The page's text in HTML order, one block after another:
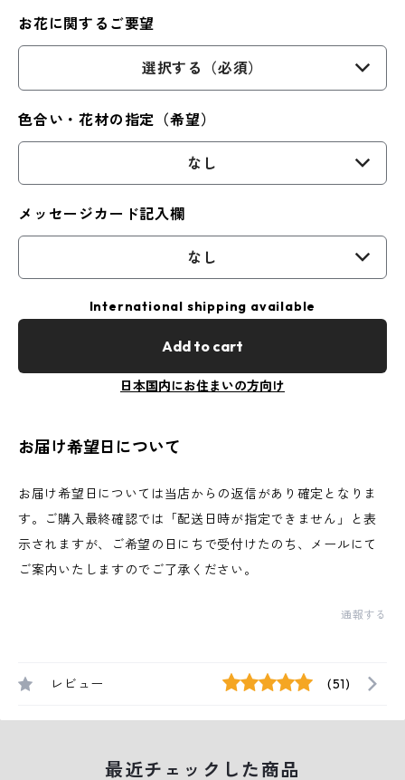
お花に関するご要望
選択する（必須）
色合い・花材の指定（希望）
なし
メッセージカード記入欄
なし
International shipping available
Add to cart
日本国内にお住まいの方向け
お届け希望日について
お届け希望日については当店からの返信があり確定となりま
す。ご購入最終確認では「配送日時が指定できません」と表
示されますが、ご希望の日にちで受付けたのち、メールにて
ご案内いたしますのでご了承ください。
通報する
レビュー (51)
最近チェックした商品